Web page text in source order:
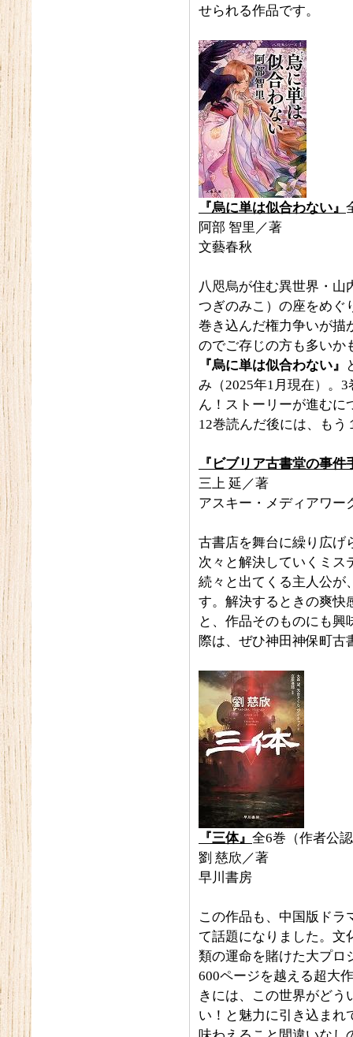
せられる作品です。
『烏に単は似合わない』
阿部 智里／著
文藝春秋
八咫烏が住む異世界・山
つぎのみこ）の座をめぐ
巻き込んだ権力争いが描
のでご存じの方も多いか
『烏に単は似合わない』
み（2025年1月現在）。
ん！ストーリーが進むに
12巻読んだ後には、も
『ビブリア古書堂の事件
三上 延／著
アスキー・メディアワー
古書店を舞台に繰り広げ
次々と解決していくミス
続々と出てくる主人公が
す。解決するときの爽快
と、作品そのものにも
際は、ぜひ神田神保町古
『三体』 全6巻（作者公
劉 慈欣／著
早川書房
この作品も、中国版ド
て話題になりました。文
類の運命を賭けた大プロ
600ページを越える超大
きには、この世界がどう
い！と魅力に引き込まれ